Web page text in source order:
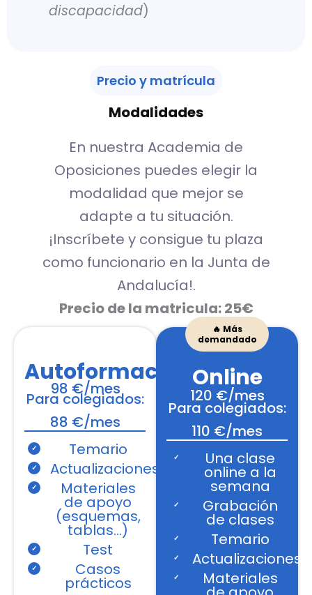
discapacidad)
Precio y matrícula
Modalidades
En nuestra Academia de
Oposiciones puedes elegir la
modalidad que mejor se
adapte a tu situación.
¡Inscríbete y consigue tu plaza
como funcionario en la Junta de
Andalucía!.
Precio de la matricula: 25€
Autoformación
98 €/mes
Para colegiados:
88 €/mes
Temario
Actualizaciones
Materiales
de apoyo
(esquemas,
tablas…)
Test
Casos
prácticos
🔥 Más
demandado
Online
120 €/mes
Para colegiados:
110 €/mes
Una clase
online a la
semana
Grabación
de clases
Temario
Actualizaciones
Materiales